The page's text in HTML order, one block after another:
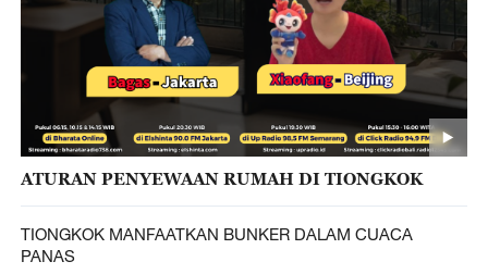
ATURAN PENYEWAAN RUMAH DI TIONGKOK
TIONGKOK MANFAATKAN BUNKER DALAM CUACA
PANAS